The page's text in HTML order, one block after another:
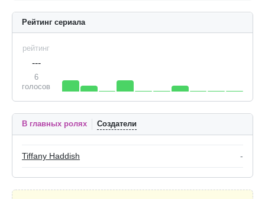
Рейтинг сериала
рейтинг
---
6
голосов
В главных ролях Создатели
Tiffany Haddish -